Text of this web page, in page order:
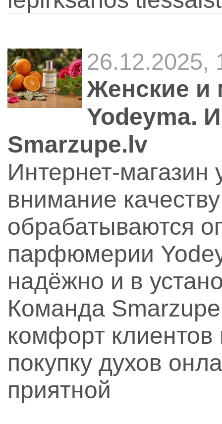
26.12.2025,
Женские и
Yodeyma.
Smarzupe.lv
Интернет-
внимание
обрабатываются
парфюмерии
надёжно и в
Команда
комфорт клиентов
покупку духов
приятной